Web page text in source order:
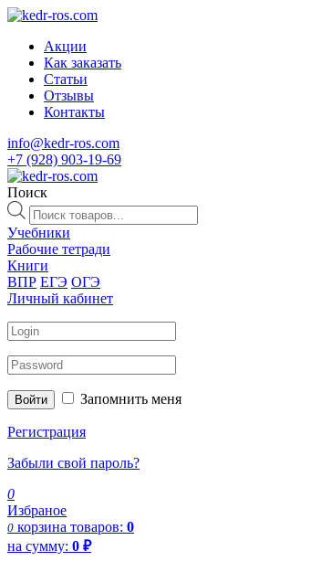
Акции
Как заказать
Статьи
Отзывы
Контакты
info@kedr-ros.com
+7 (928) 903-19-69
Поиск
Поиск
товаров
Учебники
Рабочие тетради
Книги
ВПР ЕГЭ ОГЭ
Личный кабинет
Войти Запомнить меня
Регистрация
Забыли свой пароль?
0
Избраное
0 корзина товаров: 0
на сумму: 0 ₽